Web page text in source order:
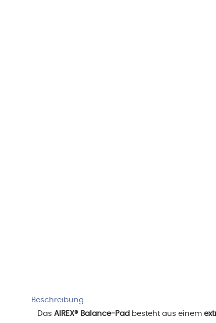
Beschreibung
DasAIREX® Balance-Pad besteht aus einem